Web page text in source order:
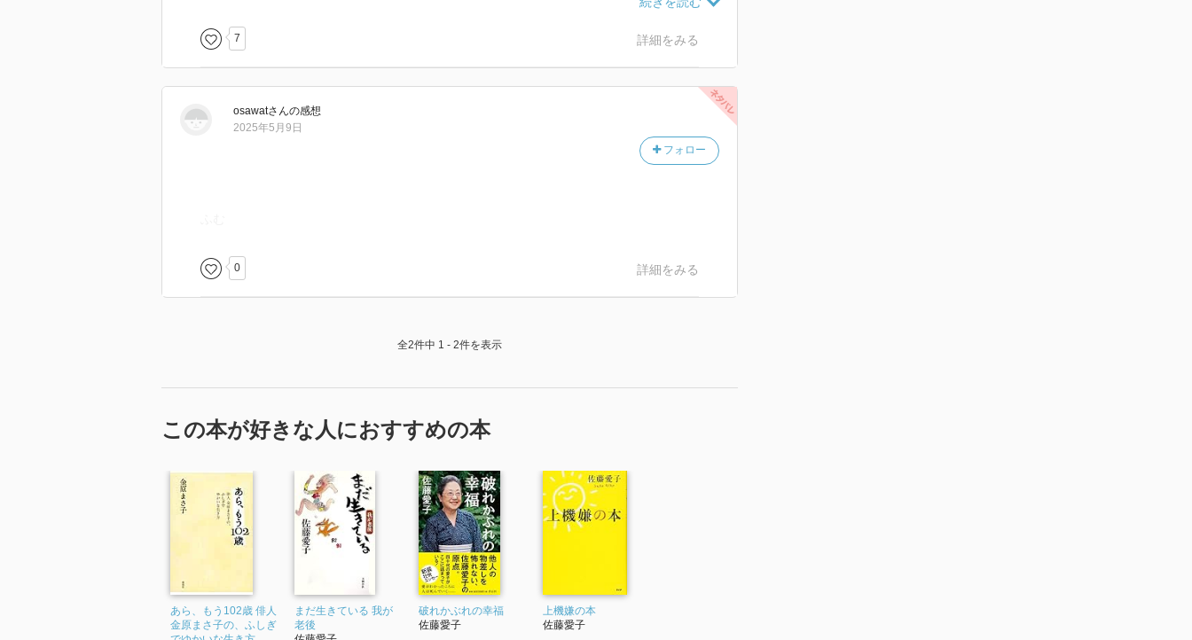
重で野暮という印象。先生の生島遼一が勉強会を開いて、その食わず嫌いを治してくれる
（バルザックはおもしろい！）。エッセイはクロード・シャブロルの映画『いとこ同志』
のワンシーンで始まる。それをバルザックにつなげるところが憎い。
7 詳細をみる
osawatさんの感想
フォロー
2025年5月9日
0 詳細をみる
全2件中 1 - 2件を表示
この本が好きな人におすすめの本
あら、もう102歳 俳人
金原まさ子の、ふしぎ
まだ生きている 我が
老後
破れかぶれの幸福
佐藤愛子
上機嫌の本
佐藤愛子